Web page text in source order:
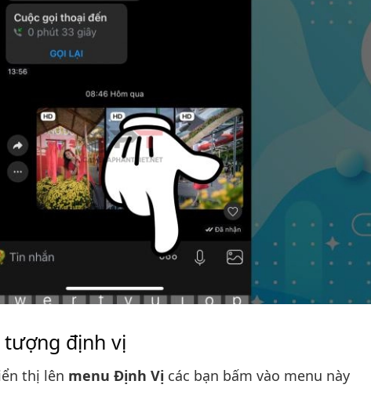
tượng định vị
thị lên menu Định Vị các bạn bấm vào menu này